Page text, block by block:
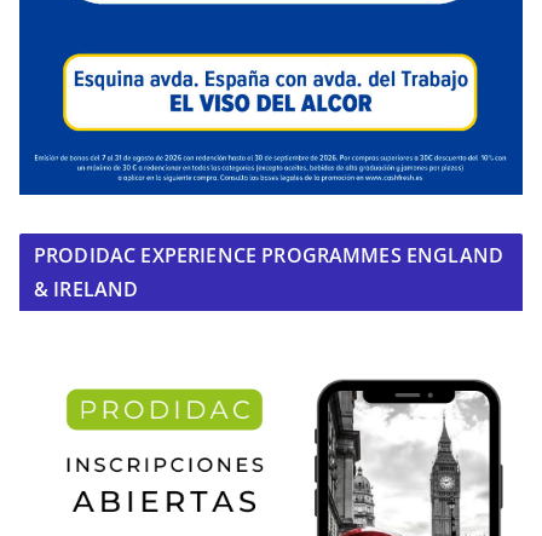
PRODIDAC EXPERIENCE PROGRAMMES ENGLAND
& IRELAND